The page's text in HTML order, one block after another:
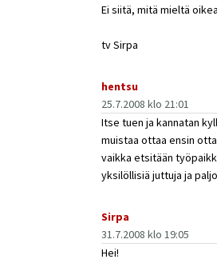
Ei siitä, mitä mieltä
tv Sirpa
hentsu
25.7.2008 klo 21:01
Itse tuen ja kannatan
muistaa ottaa ensin
vaikka etsitään
yksilöllisiä juttuja ja
Sirpa
31.7.2008 klo 19:05
Hei!